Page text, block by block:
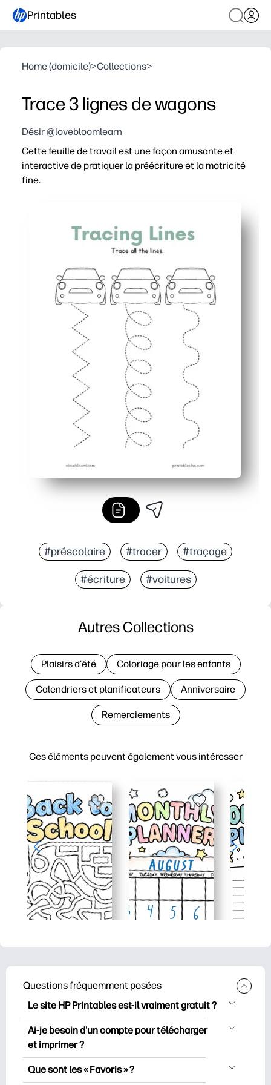
Printables
Home (domicile)>Collections>
Trace 3 lignes de wagons
Désir @lovebloomlearn
Cette feuille de travail est une façon amusante et
interactive de pratiquer la préécriture et la motricité
fine.
Les parcours de traçage sur le thème de la voiture
Met en place un contrôle au crayon, une
#préscolaire #tracer #traçage
#écriture #voitures
Ces éléments peuvent également vous intéresser
Autres Collections
Plaisirs d'été Coloriage pour les enfants
Calendriers et planificateurs Anniversaire
Remerciements
Questions fréquemment posées
Le site HP Printables est-il vraiment gratuit ?
HP Printables propose plus de 2500
documents imprimables gratuits à
télécharger et à imprimer. Découvrez
des pages de coloriage populaires, des
Ai-je besoin d'un compte pour télécharger
et imprimer ?
Vous pouvez explorer et imprimer sans
Que sont les « Favoris » ?